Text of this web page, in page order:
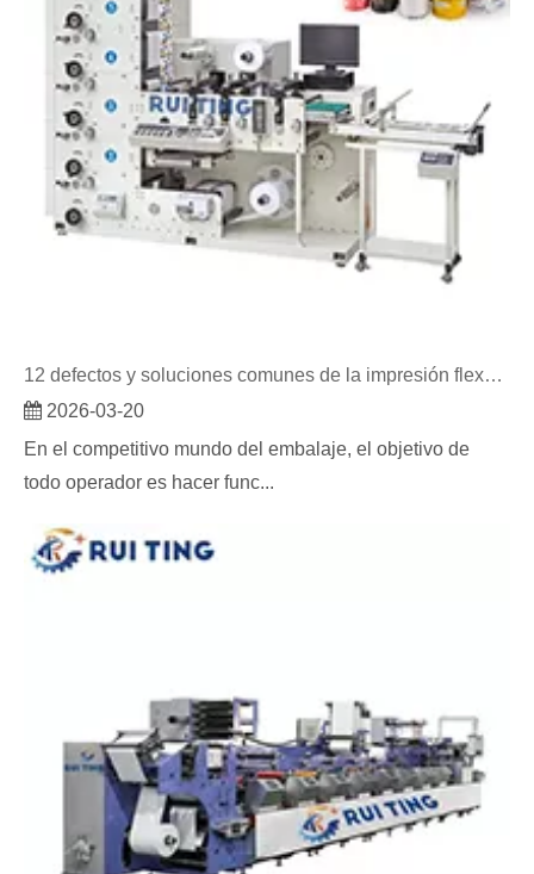
12 defectos y soluciones comunes de la impresión flexográfica
2026-03-20
En el competitivo mundo del embalaje, el objetivo de
todo operador es hacer func...